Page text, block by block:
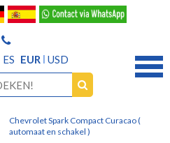
ES EUR USD
Chevrolet Spark Compact Curacao (
automaat en schakel )